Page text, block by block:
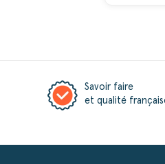
Savoir faire
et qualité